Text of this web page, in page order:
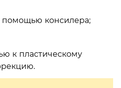
помощью консилера;
к пластическому